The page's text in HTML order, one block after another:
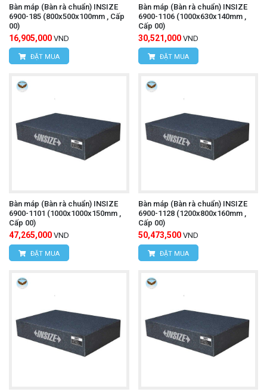
Bàn máp (Bàn rà chuẩn) INSIZE
6900-185 (800x500x100mm , Cấp
00)
16,905,000 VND
ĐẶT MUA
Bàn máp (Bàn rà chuẩn) INSIZE
6900-1106 (1000x630x140mm ,
Cấp 00)
30,521,000 VND
ĐẶT MUA
Bàn máp (Bàn rà chuẩn) INSIZE
6900-1101 (1000x1000x150mm ,
Cấp 00)
47,265,000 VND
ĐẶT MUA
Bàn máp (Bàn rà chuẩn) INSIZE
6900-1128 (1200x800x160mm ,
Cấp 00)
50,473,500 VND
ĐẶT MUA